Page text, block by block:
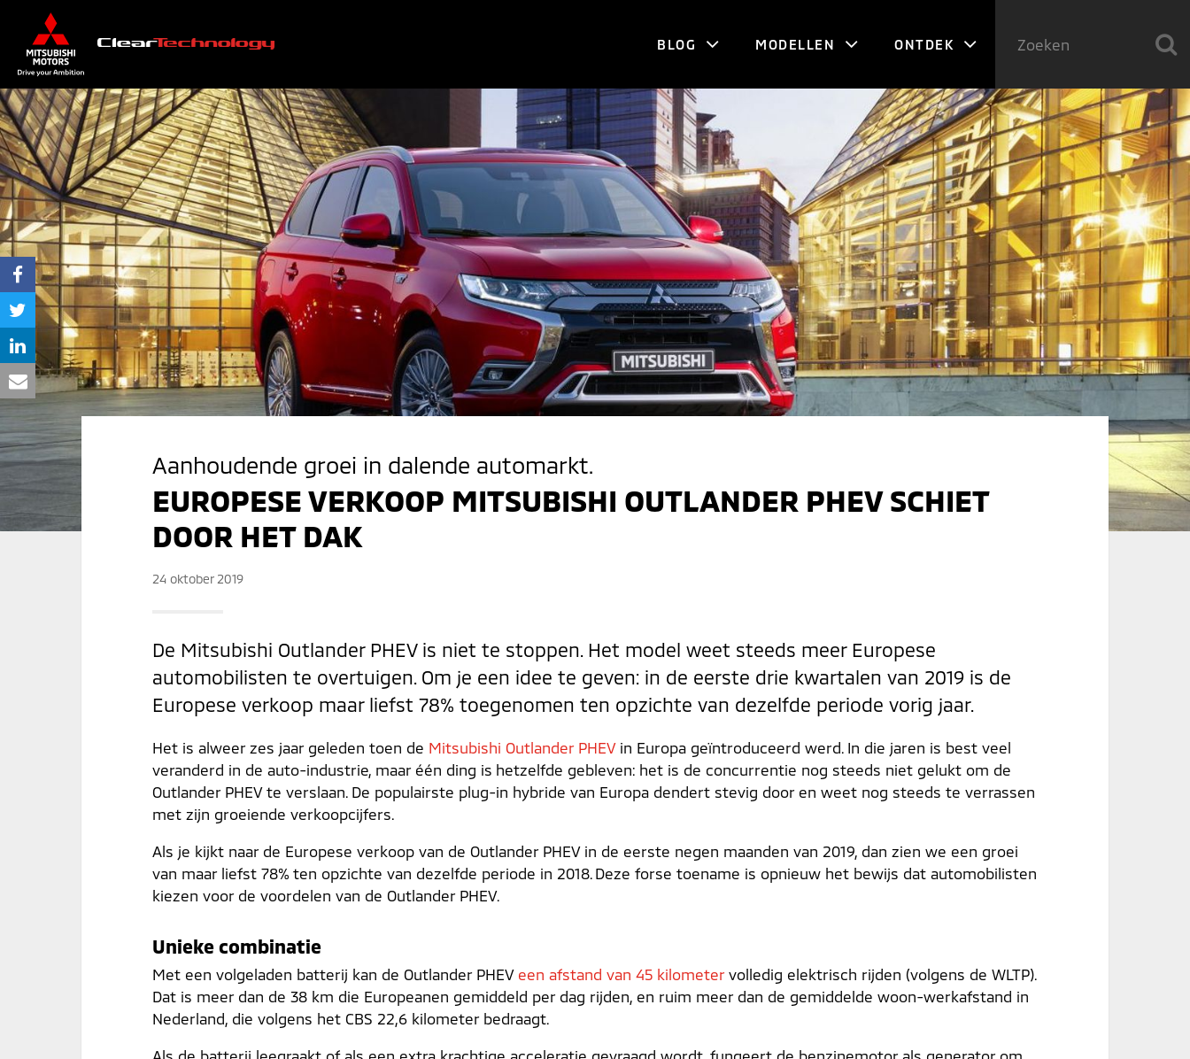
BLOG MODELLEN ONTDEK
Aanhoudende groei in dalende automarkt.
EUROPESE VERKOOP MITSUBISHI OUTLANDER PHEV SCHIET
DOOR HET DAK
24 oktober 2019
De Mitsubishi Outlander PHEV is niet te stoppen. Het model weet steeds meer Europese
automobilisten te overtuigen. Om je een idee te geven: in de eerste drie kwartalen van 2019 is de
Europese verkoop maar liefst 78% toegenomen ten opzichte van dezelfde periode vorig jaar.
Het is alweer zes jaar geleden toen de Mitsubishi Outlander PHEVin Europa geïntroduceerd werd. In die jaren is best veel
veranderd in de auto-industrie, maar één ding is hetzelfde gebleven: het is de concurrentie nog steeds niet gelukt om de
Outlander PHEV te verslaan. De populairste plug-in hybride van Europa dendert stevig door en weet nog steeds te verrassen
met zijn groeiende verkoopcijfers.
Als je kijkt naar de Europese verkoop van de Outlander PHEV in de eerste negen maanden van 2019, dan zien we een groei
van maar liefst 78% ten opzichte van dezelfde periode in 2018. Deze forse toename is opnieuw het bewijs dat automobilisten
kiezen voor de voordelen van de Outlander PHEV.
Unieke combinatie
Met een volgeladen batterij kan de Outlander PHEV een afstand van 45 kilometervolledig elektrisch rijden (volgens de WLTP).
Dat is meer dan de 38 km die Europeanen gemiddeld per dag rijden, en ruim meer dan de gemiddelde woon-werkafstand in
Nederland, die volgens het CBS 22,6 kilometer bedraagt.
Als de batterij leegraakt of als een extra krachtige acceleratie gevraagd wordt, fungeert de benzinemotor als generator om